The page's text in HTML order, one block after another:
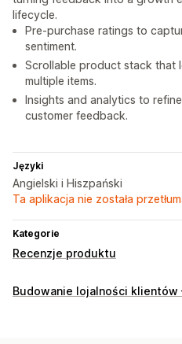
lifecycle.
Pre-purchase ratings to
sentiment.
Scrollable product stack that
multiple items.
Insights and analytics to
customer feedback.
Języki
Angielski i Hiszpański
Ta aplikacja nie została
Kategorie
Recenzje produktu
Opcje wyświetlania
Budowanie lojalności klientów